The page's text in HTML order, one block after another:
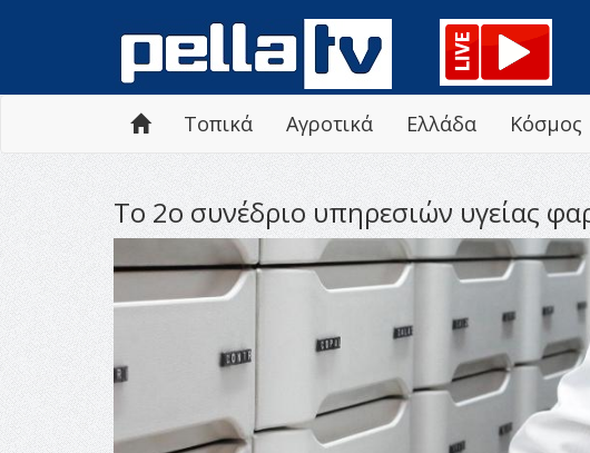
Τοπικά Αγροτικά Ελλάδα Κόσμος
Το 2ο συνέδριο υπηρεσιών υγείας